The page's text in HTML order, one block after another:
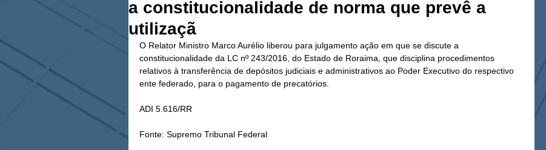
a constitucionalidade de norma que prevê a
utilizaçã
O Relator Ministro Marco Aurélio liberou para julgamento ação em que se discute a
constitucionalidade da LC nº 243/2016, do Estado de Roraima, que disciplina procedimentos
relativos à transferência de depósitos judiciais e administrativos ao Poder Executivo do respectivo
ente federado, para o pagamento de precatórios.
ADI 5.616/RR
Fonte: Supremo Tribunal Federal